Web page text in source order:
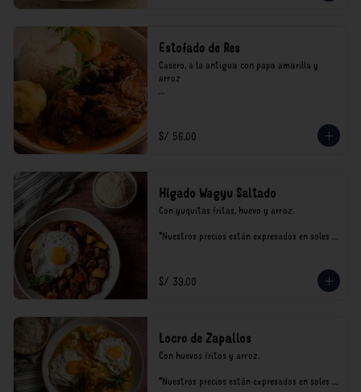
Estofado de Res
Casero, a la antigua con papa amarilla y
arroz
consumo.
S/ 56.00
Hígado Wagyu Saltado
Con yuquitas fritas, huevo y arroz.
*Nuestros precios están expresados en soles e
S/ 39.00
Locro de Zapallos
Con huevos fritos y arroz.
*Nuestros precios están expresados en soles e